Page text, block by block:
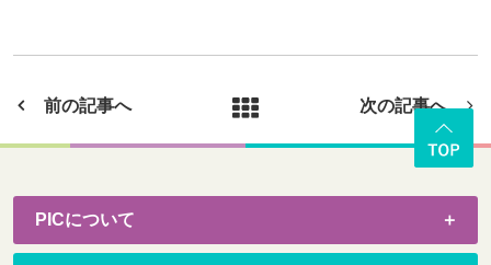
前の記事へ 次の記事へ
PICについて